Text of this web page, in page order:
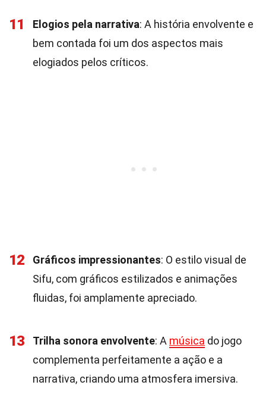
11 Elogios pela narrativa: A história envolvente e
bem contada foi um dos aspectos mais
elogiados pelos críticos.
12 Gráficos impressionantes: O estilo visual de
Sifu, com gráficos estilizados e animações
fluidas, foi amplamente apreciado.
13 Trilha sonora envolvente: A música do jogo
complementa perfeitamente a ação e a
narrativa, criando uma atmosfera imersiva.